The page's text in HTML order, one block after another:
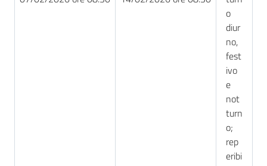
o
diur
no,
fest
ivo
e
not
turn
o;
rep
eribi